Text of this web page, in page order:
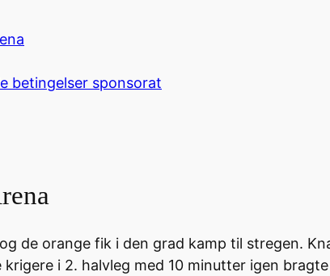
betingelser sponsorat
de orange fik i den grad kamp til stregen.
i 2. halvleg med 10 minutter igen